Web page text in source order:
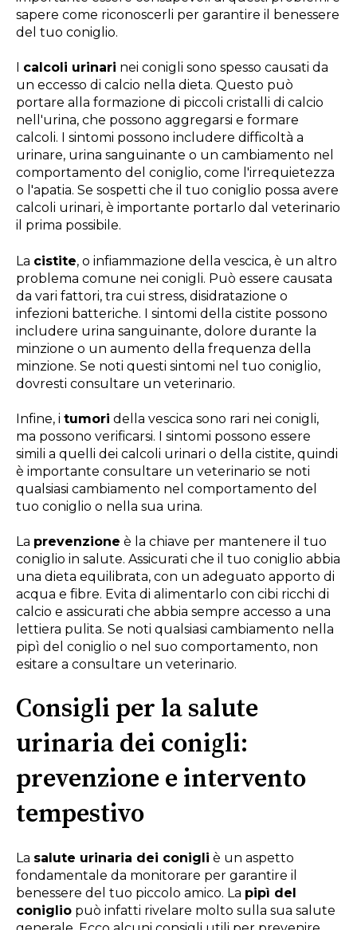
sapere come riconoscerli per garantire il benessere
del tuo coniglio.
calcoli urinari nei conigli sono spesso causati da
un eccesso di calcio nella dieta. Questo può
portare alla formazione di piccoli cristalli di calcio
nell'urina, che possono aggregarsi e formare
calcoli. I sintomi possono includere difficoltà a
urinare, urina sanguinante o un cambiamento nel
comportamento del coniglio, come l'irrequietezza
o l'apatia. Se sospetti che il tuo coniglio possa avere
calcoli urinari, è importante portarlo dal veterinario
il prima possibile.
La cistite, o infiammazione della vescica, è un altro
problema comune nei conigli. Può essere causata
da vari fattori, tra cui stress, disidratazione o
infezioni batteriche. I sintomi della cistite possono
includere urina sanguinante, dolore durante la
minzione o un aumento della frequenza della
minzione. Se noti questi sintomi nel tuo coniglio,
dovresti consultare un veterinario.
Infine, i tumori della vescica sono rari nei conigli,
ma possono verificarsi. I sintomi possono essere
simili a quelli dei calcoli urinari o della cistite, quindi
è importante consultare un veterinario se noti
qualsiasi cambiamento nel comportamento del
tuo coniglio o nella sua urina.
La prevenzione è la chiave per mantenere il tuo
coniglio in salute. Assicurati che il tuo coniglio abbia
una dieta equilibrata, con un adeguato apporto di
acqua e fibre. Evita di alimentarlo con cibi ricchi di
calcio e assicurati che abbia sempre accesso a una
lettiera pulita. Se noti qualsiasi cambiamento nella
pipì del coniglio o nel suo comportamento, non
esitare a consultare un veterinario.
Consigli per la salute
urinaria dei conigli:
prevenzione e intervento
tempestivo
La salute urinaria dei conigli è un aspetto
fondamentale da monitorare per garantire il
benessere del tuo piccolo amico. La pipì del
coniglio può infatti rivelare molto sulla sua salute